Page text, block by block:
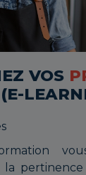
VOS
(E-
la